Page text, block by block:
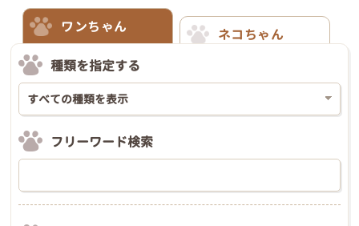
ワンちゃん
ネコちゃん
種類を指定する
フリーワード検索